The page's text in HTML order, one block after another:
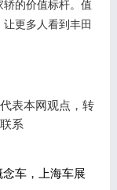
轿的价值标杆。值
更多人看到丰田
表本网观点，转
系
车，上海车展